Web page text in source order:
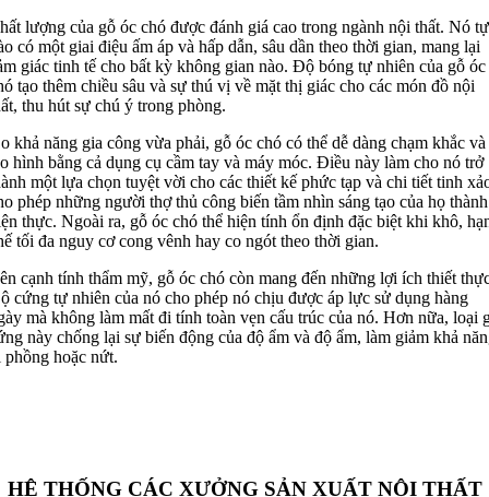
lượng của gỗ óc chó được đánh giá cao trong ngành nội thất. Nó tự
có một giai điệu ấm áp và hấp dẫn, sâu dần theo thời gian, mang lại
giác tinh tế cho bất kỳ không gian nào. Độ bóng tự nhiên của gỗ óc
tạo thêm chiều sâu và sự thú vị về mặt thị giác cho các món đồ nội
thu hút sự chú ý trong phòng.
khả năng gia công vừa phải, gỗ óc chó có thể dễ dàng chạm khắc và
hình bằng cả dụng cụ cầm tay và máy móc. Điều này làm cho nó trở
một lựa chọn tuyệt vời cho các thiết kế phức tạp và chi tiết tinh
phép những người thợ thủ công biến tầm nhìn sáng tạo của họ thành
thực. Ngoài ra, gỗ óc chó thể hiện tính ổn định đặc biệt khi khô,
tối đa nguy cơ cong vênh hay co ngót theo thời gian.
cạnh tính thẩm mỹ, gỗ óc chó còn mang đến những lợi ích thiết
cứng tự nhiên của nó cho phép nó chịu được áp lực sử dụng hàng
mà không làm mất đi tính toàn vẹn cấu trúc của nó. Hơn nữa, loại
này chống lại sự biến động của độ ẩm và độ ẩm, làm giảm khả
phồng hoặc nứt.
HỆ THỐNG CÁC XƯỞNG SẢN XUẤT NỘI THẤT